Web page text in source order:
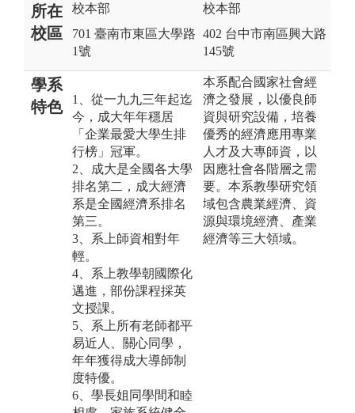
所在
校區
校本部
701 臺南市東區大學路
1號
校本部
402 台中市南區興大路
145號
學系
特色
1、從一九九三年起迄
今，成大年年穩居
「企業最愛大學生排
行榜」冠軍。
2、成大是全國各大學
排名第二，成大經濟
系是全國經濟系排名
第三。
3、系上師資相對年
輕。
4、系上教學朝國際化
邁進，部份課程採英
文授課。
5、系上所有老師都平
易近人、關心同學，
年年獲得成大導師制
度特優。
6、學長姐同學間和睦
本系配合國家社會經
濟之發展，以優良師
資與研究設備，培養
優秀的經濟應用專業
人才及大專師資，以
因應社會各階層之需
要。本系教學研究領
域包含農業經濟、資
源與環境經濟、產業
經濟等三大領域。